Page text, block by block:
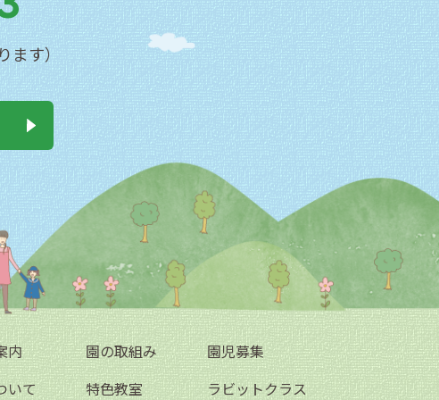
ます）
内
いて
園の取組み
特色教室
園児募集
ラビットクラス